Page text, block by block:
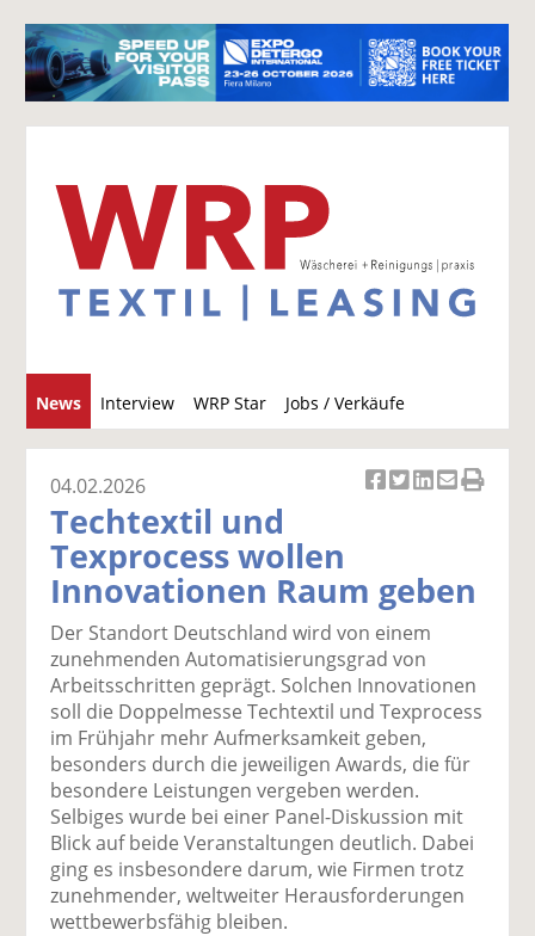
News Interview WRP Star Jobs / Verkäufe
u
c
el
a
uf
F
ac
e
b
o
o
k
te
il
e
el
t
wi
tt
er
n
el
a
uf
Li
n
k
e
di
n
te
il
e
n
el
p
m
ai
v
se
n
d
e
el
D
e
n
04.02.2026
Techtextil und
Texprocess wollen
Innovationen Raum geben
Der Standort Deutschland wird von einem
zunehmenden Automatisierungsgrad von
Arbeitsschritten geprägt. Solchen Innovationen
soll die Doppelmesse Techtextil und Texprocess
im Frühjahr mehr Aufmerksamkeit geben,
besonders durch die jeweiligen Awards, die für
besondere Leistungen vergeben werden.
Selbiges wurde bei einer Panel-Diskussion mit
Blick auf beide Veranstaltungen deutlich. Dabei
ging es insbesondere darum, wie Firmen trotz
zunehmender, weltweiter Herausforderungen
wettbewerbsfähig bleiben.